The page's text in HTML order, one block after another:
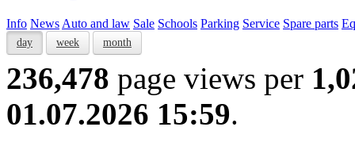
Info News Auto and law Sale Schools Parking Service Spare parts
day week month
236,478 page views per
01.07.2026 15:59.